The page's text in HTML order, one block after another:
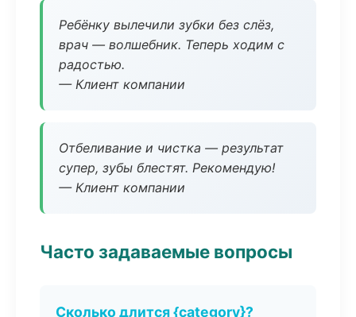
Ребёнку вылечили зубки без слёз,
врач — волшебник. Теперь ходим с
радостью.
— Клиент компании
Отбеливание и чистка — результат
супер, зубы блестят. Рекомендую!
— Клиент компании
Часто задаваемые вопросы
Сколько длится {category}?